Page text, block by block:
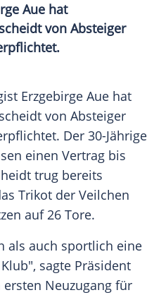
Aue hat
von Absteiger
Erzgebirge Aue hat
von Absteiger
Der 30-Jährige
einen Vertrag bis
trug bereits
Trikot der Veilchen
auf 26 Tore.
als auch sportlich eine
sagte Präsident
Neuzugang für